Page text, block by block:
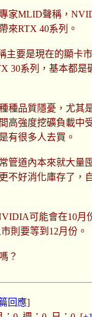
家MLID聲稱，
來RTX 40系列。
主要是現在的顯卡
30系列，基本都是
種品質隱憂，尤其
高強度挖礦負載中
有很多人去買。
管道內本來就大量
不好消化庫存了，
可能會在10月
則要等到12月份。
？
回應]